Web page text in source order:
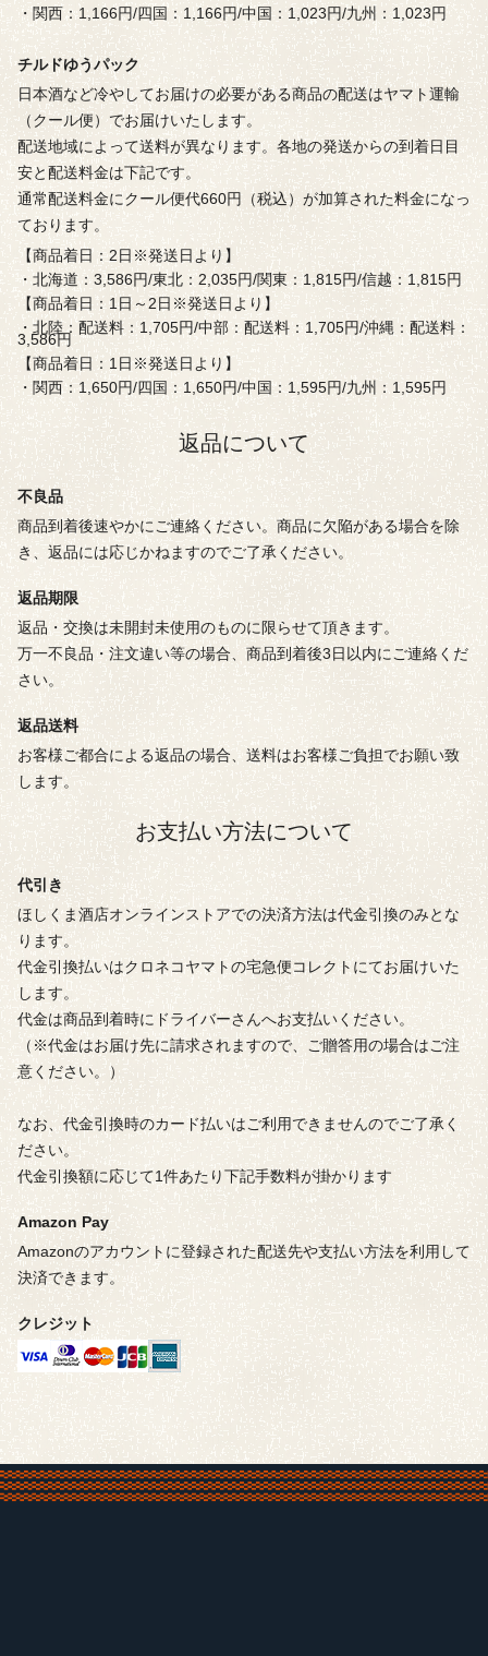
・関西：1,166円/四国：1,166円/中国：1,023円/九州：1,023円
チルドゆうパック
日本酒など冷やしてお届けの必要がある商品の配送はヤマト運輸
（クール便）でお届けいたします。
配送地域によって送料が異なります。各地の発送からの到着日目
安と配送料金は下記です。
通常配送料金にクール便代660円（税込）が加算された料金になっ
ております。
【商品着日：2日※発送日より】
・北海道：3,586円/東北：2,035円/関東：1,815円/信越：1,815円
【商品着日：1日～2日※発送日より】
・北陸：配送料：1,705円/中部：配送料：1,705円/沖縄：配送料：
3,586円
【商品着日：1日※発送日より】
・関西：1,650円/四国：1,650円/中国：1,595円/九州：1,595円
返品について
不良品
商品到着後速やかにご連絡ください。商品に欠陥がある場合を除
き、返品には応じかねますのでご了承ください。
返品期限
返品・交換は未開封未使用のものに限らせて頂きます。
万一不良品・注文違い等の場合、商品到着後3日以内にご連絡くだ
さい。
返品送料
お客様ご都合による返品の場合、送料はお客様ご負担でお願い致
します。
お支払い方法について
代引き
ほしくま酒店オンラインストアでの決済方法は代金引換のみとな
ります。
代金引換払いはクロネコヤマトの宅急便コレクトにてお届けいた
します。
代金は商品到着時にドライバーさんへお支払いください。
（※代金はお届け先に請求されますので、ご贈答用の場合はご注
意ください。）
なお、代金引換時のカード払いはご利用できませんのでご了承く
ださい。
代金引換額に応じて1件あたり下記手数料が掛かります
Amazon Pay
Amazonのアカウントに登録された配送先や支払い方法を利用して
決済できます。
クレジット